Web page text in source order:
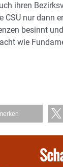
ihren
CSU nur dann
besinnt
wie